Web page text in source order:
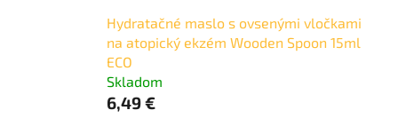
Hydratačné maslo s ovsenými vločkami
na atopický ekzém Wooden Spoon 15ml
ECO
Skladom
6,49 €